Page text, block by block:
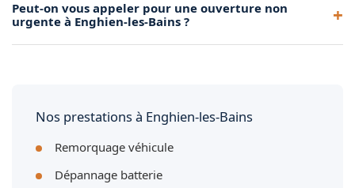
communiqués à l'avance par téléphone. Nous ne pratiquons
pas de majorations excessives pour les interventions de
Peut-on vous appeler pour une ouverture non
urgente à Enghien-les-Bains ?
avez perdu la clé.
Nos prestations à Enghien-les-Bains
Remorquage véhicule
Dépannage batterie